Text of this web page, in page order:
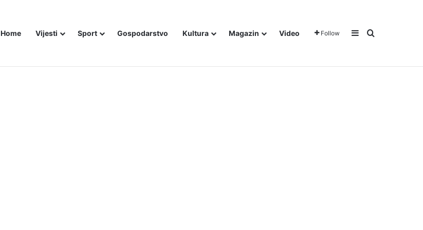
Home Vijesti Sport Gospodarstvo Kultura Magazin Video Follow Sidebar
Traži